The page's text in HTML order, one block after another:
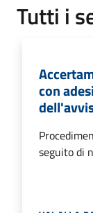
Tutti i
con
seguito di